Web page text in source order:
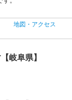
地図・アクセス
岐阜県】